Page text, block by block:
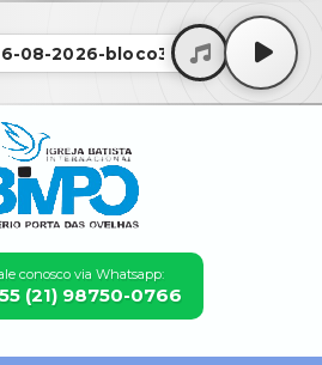
2026-bloco3 • Madrugada
conosco via Whatsapp:
(21) 98750-0766